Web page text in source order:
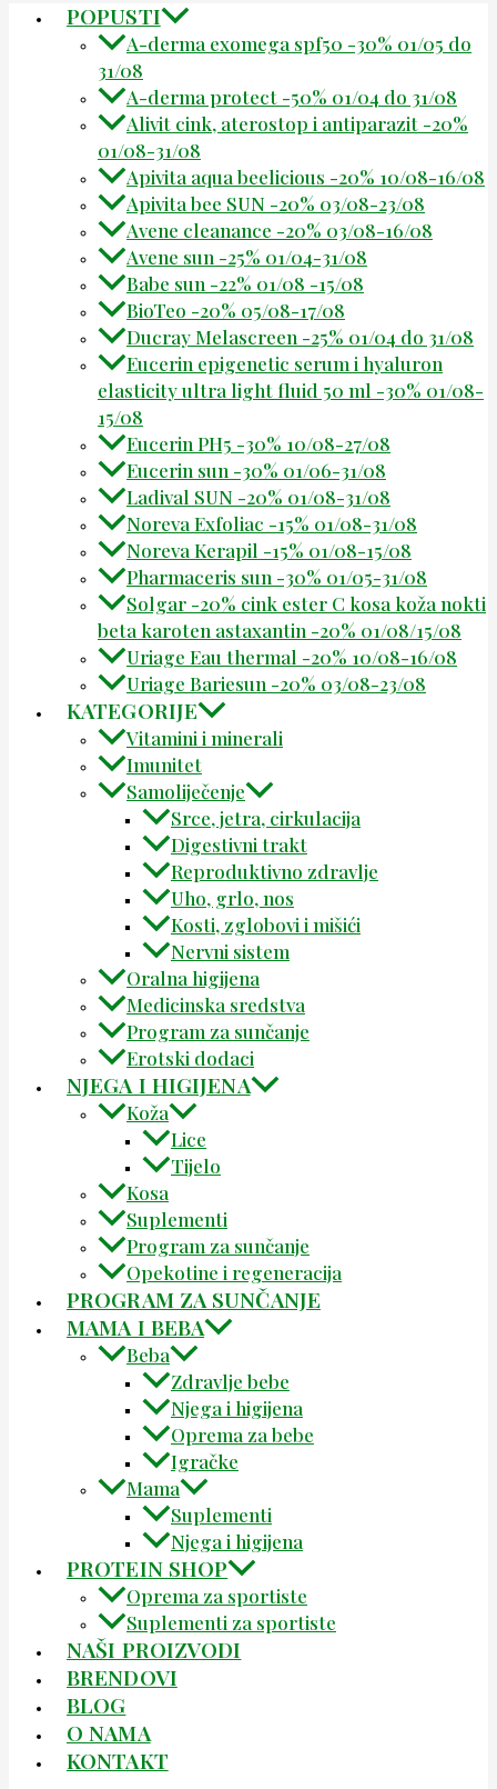
POPUSTI
A-derma exomega spf50 -30% 01/05 do
31/08
A-derma protect -50% 01/04 do 31/08
Alivit cink, aterostop i antiparazit -20%
01/08-31/08
Apivita aqua beelicious -20% 10/08-16/08
Apivita bee SUN -20% 03/08-23/08
Avene cleanance -20% 03/08-16/08
Avene sun -25% 01/04-31/08
Babe sun -22% 01/08 -15/08
BioTeo -20% 05/08-17/08
Ducray Melascreen -25% 01/04 do 31/08
Eucerin epigenetic serum i hyaluron
elasticity ultra light fluid 50 ml -30% 01/08-
15/08
Eucerin PH5 -30% 10/08-27/08
Eucerin sun -30% 01/06-31/08
Ladival SUN -20% 01/08-31/08
Noreva Exfoliac -15% 01/08-31/08
Noreva Kerapil -15% 01/08-15/08
Pharmaceris sun -30% 01/05-31/08
Solgar -20% cink ester C kosa koža nokti
beta karoten astaxantin -20% 01/08/15/08
Uriage Eau thermal -20% 10/08-16/08
Uriage Bariesun -20% 03/08-23/08
KATEGORIJE
Vitamini i minerali
Imunitet
Samoliječenje
Srce, jetra, cirkulacija
Digestivni trakt
Reproduktivno zdravlje
Uho, grlo, nos
Kosti, zglobovi i mišići
Nervni sistem
Oralna higijena
Medicinska sredstva
Program za sunčanje
Erotski dodaci
NJEGA I HIGIJENA
Koža
Lice
Tijelo
Kosa
Suplementi
Program za sunčanje
Opekotine i regeneracija
PROGRAM ZA SUNČANJE
MAMA I BEBA
Beba
Zdravlje bebe
Njega i higijena
Oprema za bebe
Igračke
Mama
Suplementi
Njega i higijena
PROTEIN SHOP
Oprema za sportiste
Suplementi za sportiste
NAŠI PROIZVODI
BRENDOVI
BLOG
O NAMA
KONTAKT